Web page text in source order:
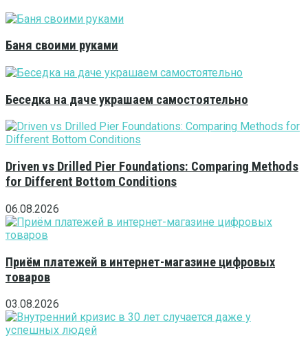
Баня своими руками
Беседка на даче украшаем самостоятельно
Driven vs Drilled Pier Foundations: Comparing Methods
for Different Bottom Conditions
06.08.2026
Приём платежей в интернет-магазине цифровых
товаров
03.08.2026